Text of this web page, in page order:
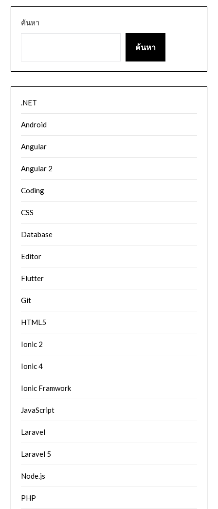
ค้นหา
ค้นหา
.NET
Android
Angular
Angular 2
Coding
CSS
Database
Editor
Flutter
Git
HTML5
Ionic 2
Ionic 4
Ionic Framwork
JavaScript
Laravel
Laravel 5
Node.js
PHP